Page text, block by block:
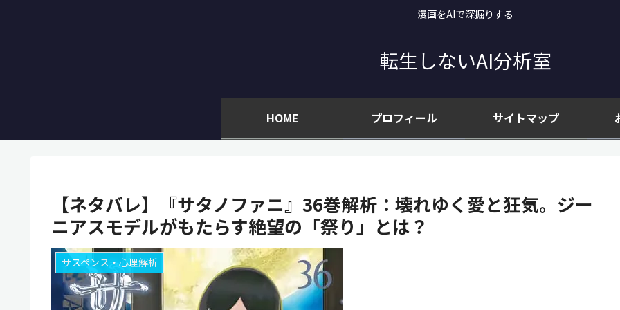
漫画をAIで深掘りする
転生しないAI分析室
HOME プロフィール サイトマップ
【ネタバレ】『サタノファニ』36巻解析：壊れゆく愛と狂気。ジー
ニアスモデルがもたらす絶望の「祭り」とは？
サスペンス・心理解析